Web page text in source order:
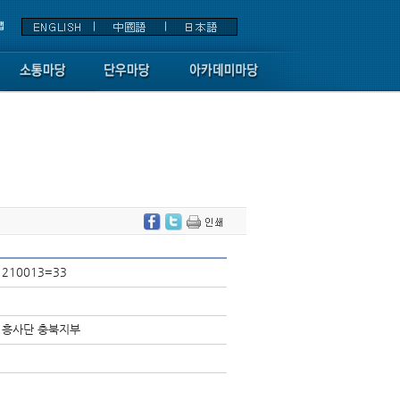
210013=33
흥사단 충북지부